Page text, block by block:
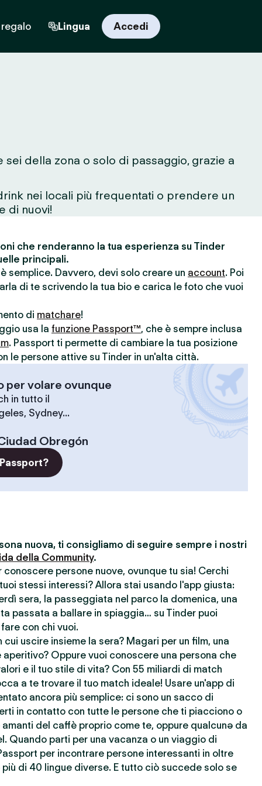
Lingua Accedi
della zona o solo di passaggio, grazie a
nei locali più frequentati o prendere un
di nuovi!
che renderanno la tua esperienza su Tinder
principali.
semplice. Davvero, devi solo creare un account. Poi
di te scrivendo la tua bio e carica le foto che vuoi
di matchare!
usa la funzione Passport™, che è sempre inclusa
. Passport ti permette di cambiare la tua posizione
le persone attive su Tinder in un'alta città.
per volare ovunque
in tutto il
Sydney...
Obregón
nuova, ti consigliamo di seguire sempre i nostri
della Community.
persone nuove, ovunque tu sia! Cerchi
stessi interessi? Allora stai usando l'app giusta:
sera, la passeggiata nel parco la domenica, una
passata a ballare in spiaggia… su Tinder puoi
con chi vuoi.
uscire insieme la sera? Magari per un film, una
aperitivo? Oppure vuoi conoscere una persona che
e il tuo stile di vita? Con 55 miliardi di match
a te trovare il tuo match ideale! Usare un'app di
ancora più semplice: ci sono un sacco di
in contatto con tutte le persone che ti piacciono o
del caffè proprio come te, oppure qualcunə da
Quando parti per una vacanza o un viaggio di
per incontrare persone interessanti in oltre
di 40 lingue diverse. E tutto ciò succede solo se